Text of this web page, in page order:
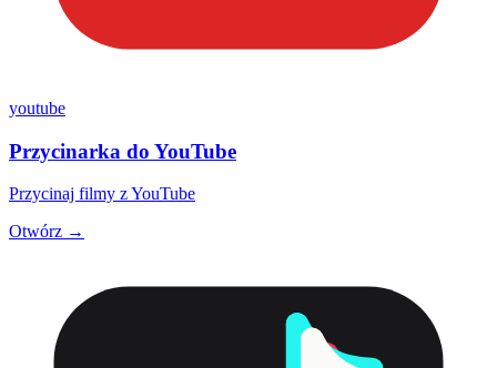
youtube
Przycinarka do YouTube
Przycinaj filmy z YouTube
Otwórz →